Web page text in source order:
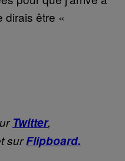
dirais être «
Twitter,
surFlipboard.